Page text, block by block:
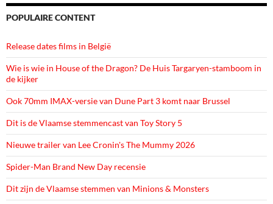
POPULAIRE CONTENT
Release dates films in België
Wie is wie in House of the Dragon? De Huis Targaryen-stamboom in
de kijker
Ook 70mm IMAX-versie van Dune Part 3 komt naar Brussel
Dit is de Vlaamse stemmencast van Toy Story 5
Nieuwe trailer van Lee Cronin's The Mummy 2026
Spider-Man Brand New Day recensie
Dit zijn de Vlaamse stemmen van Minions & Monsters